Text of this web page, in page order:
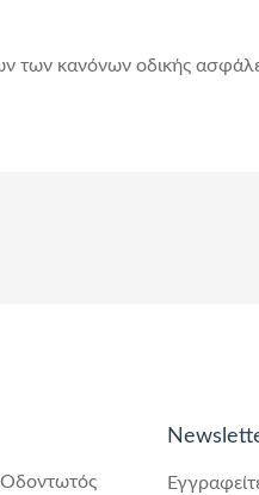
των κανόνων οδικής
Οδοντωτός